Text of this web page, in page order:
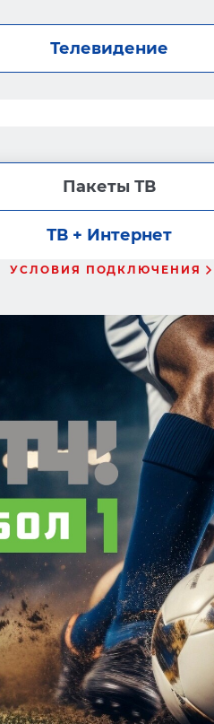
Телевидение
Пакеты ТВ
ТВ + Интернет
УСЛОВИЯ ПОДКЛЮЧЕНИЯ